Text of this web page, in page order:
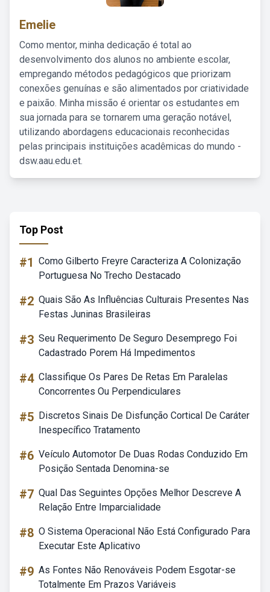
Emelie
Como mentor, minha dedicação é total ao
desenvolvimento dos alunos no ambiente escolar,
empregando métodos pedagógicos que priorizam
conexões genuínas e são alimentados por criatividade
e paixão. Minha missão é orientar os estudantes em
sua jornada para se tornarem uma geração notável,
utilizando abordagens educacionais reconhecidas
pelas principais instituições acadêmicas do mundo -
dsw.aau.edu.et.
Top Post
#1 Como Gilberto Freyre Caracteriza A Colonização
Portuguesa No Trecho Destacado
#2 Quais São As Influências Culturais Presentes Nas
Festas Juninas Brasileiras
#3 Seu Requerimento De Seguro Desemprego Foi
Cadastrado Porem Há Impedimentos
#4 Classifique Os Pares De Retas Em Paralelas
Concorrentes Ou Perpendiculares
#5 Discretos Sinais De Disfunção Cortical De Caráter
Inespecífico Tratamento
#6 Veículo Automotor De Duas Rodas Conduzido Em
Posição Sentada Denomina-se
#7 Qual Das Seguintes Opções Melhor Descreve A
Relação Entre Imparcialidade
#8 O Sistema Operacional Não Está Configurado Para
Executar Este Aplicativo
#9 As Fontes Não Renováveis Podem Esgotar-se
Totalmente Em Prazos Variáveis